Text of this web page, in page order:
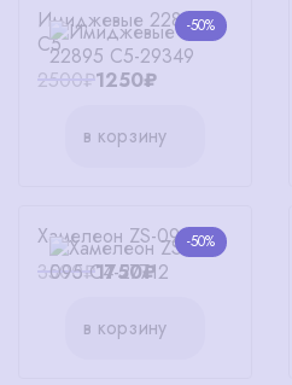
-50%
Имиджевые 22895
C5
2500₽1250₽
в корзину
-50%
Хамелеон ZS-095 C4
3500₽1750₽
в корзину